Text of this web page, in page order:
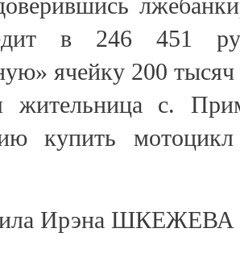
в 246 451
ячейку 200
жительница с.
купить
Ирэна ШКЕЖЕВА